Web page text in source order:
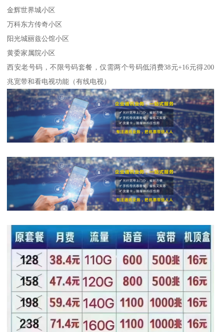
金辉世界城小区
万科东方传奇小区
阳光城丽兹公馆小区
黄委家属院小区
西安老号码，不限号码套餐，仅需两个号码低消费38元+16元得200
兆宽带和看电视功能（有线电视）